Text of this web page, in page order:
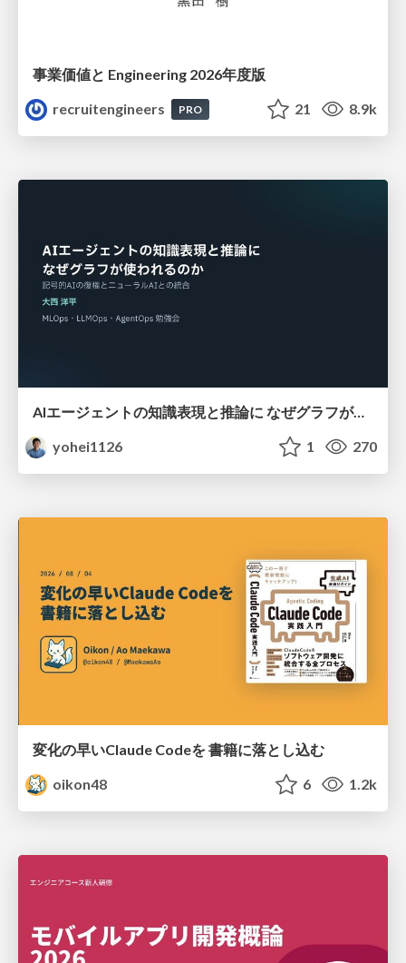
事業価値と Engineering 2026年度版
recruitengineers
PRO 21 8.9k
AIエージェントの知識表現と推論に なぜグラフが使われるのか - 記号的AIの復権とニューラルAIとの統合
yohei1126
1 270
変化の早いClaude Codeを 書籍に落とし込む
oikon48
6 1.2k